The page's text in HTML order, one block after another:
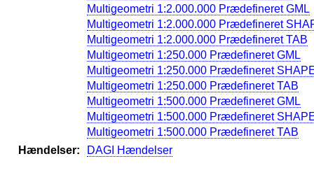
Multigeometri 1:2.000.000 Prædefineret GML
Multigeometri 1:2.000.000 Prædefineret
Multigeometri 1:2.000.000 Prædefineret TAB
Multigeometri 1:250.000 Prædefineret GML
Multigeometri 1:250.000 Prædefineret
Multigeometri 1:250.000 Prædefineret TAB
Multigeometri 1:500.000 Prædefineret GML
Multigeometri 1:500.000 Prædefineret
Multigeometri 1:500.000 Prædefineret TAB
Hændelser:
DAGI Hændelser